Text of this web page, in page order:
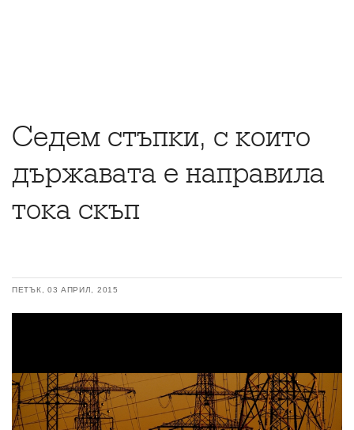
Седем стъпки, с които
държавата е направила
тока скъп
ПЕТЪК, 03 АПРИЛ, 2015